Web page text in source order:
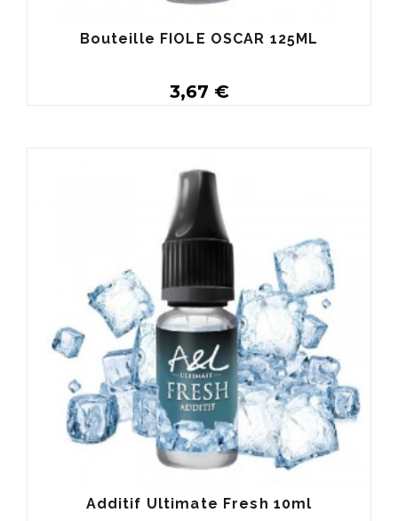
Acheter
Bouteille FIOLE OSCAR 125ML
3,67 €
Additif Ultimate Fresh 10ml